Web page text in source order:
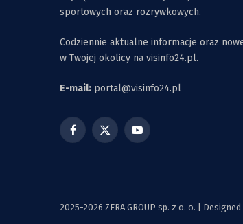
sportowych oraz rozrywkowych.
Codziennie aktualne informacje oraz
w Twojej okolicy na visinfo24.pl.
E-mail: portal@visinfo24.pl
Facebook
X
YouTube
2025-2026 ZERA GROUP sp. z o. o. | Designed